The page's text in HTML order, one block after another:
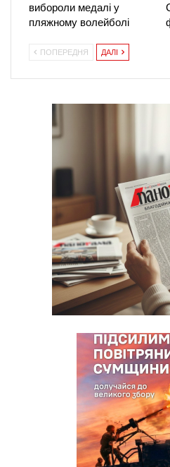
вибороли медалі у
пляжному волейболі
ПОПЕРЕДНЯ ДАЛІ